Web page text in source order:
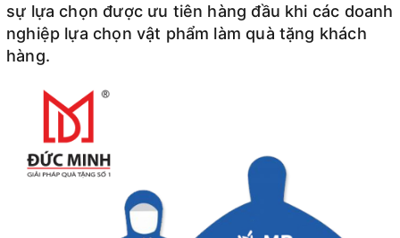
sự lựa chọn được ưu tiên hàng đầu khi các doanh
nghiệp lựa chọn vật phẩm làm quà tặng khách
hàng.